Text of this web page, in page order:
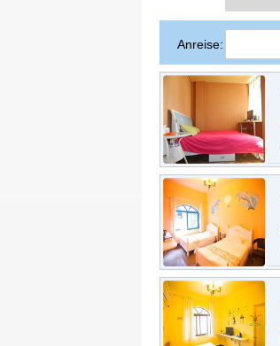
Anreise: